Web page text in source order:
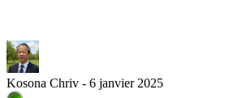
Kosona Chriv - 6 janvier 2025